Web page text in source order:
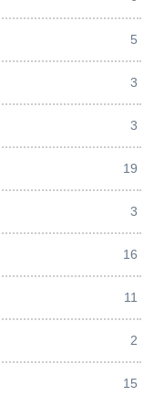
5
3
3
19
3
16
11
2
15